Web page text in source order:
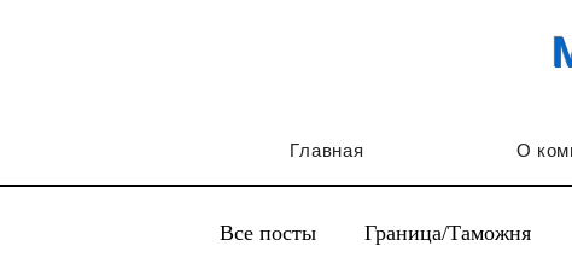
Главная О
Все посты Граница/Таможня